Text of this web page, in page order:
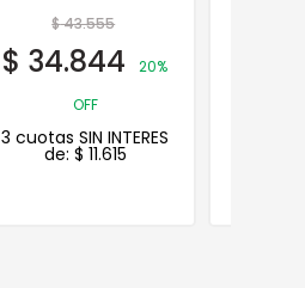
$43.555
$ 34.844
20%
OFF
3 cuotas SIN INTERES
de: $ 11.615